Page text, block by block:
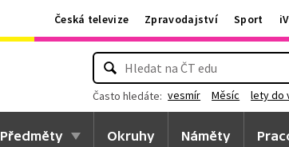
Česká televize Zpravodajství Sport
Často hledáte: vesmír Měsíc lety do
Předměty Okruhy Náměty